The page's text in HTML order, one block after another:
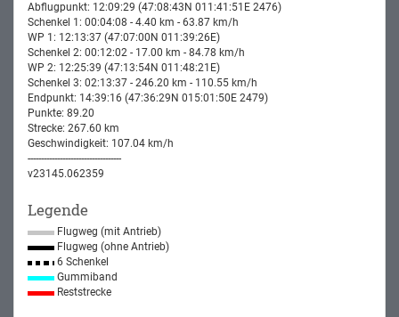
Abflugpunkt: 12:09:29 (47:08:43N 011:41:51E 2476)
Schenkel 1: 00:04:08 - 4.40 km - 63.87 km/h
WP 1: 12:13:37 (47:07:00N 011:39:26E)
Schenkel 2: 00:12:02 - 17.00 km - 84.78 km/h
WP 2: 12:25:39 (47:13:54N 011:48:21E)
Schenkel 3: 02:13:37 - 246.20 km - 110.55 km/h
Endpunkt: 14:39:16 (47:36:29N 015:01:50E 2479)
Punkte: 89.20
Strecke: 267.60 km
Geschwindigkeit: 107.04 km/h
-----------------------------------
v23145.062359
Legende
Flugweg (mit Antrieb)
Flugweg (ohne Antrieb)
6 Schenkel
Gummiband
Reststrecke